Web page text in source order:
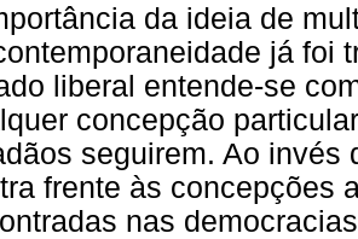
da ideia de
já foi
liberal entende-se
concepção
seguirem. Ao invés
frente às concepções
nas